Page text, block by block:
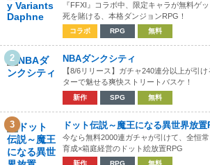
『FFXI』コラボ中、限定キャラが無料ゲ
死を賭ける、本格ダンジョンRPG！
コラボ RPG 無料
2 NBAダンクシティ
【8/6リリース】ガチャ240連分以上が引
ターで魅せる爽快ストリートバスケ！
新作 SPG 無料
3 ドット伝説～魔王になる異世界放置
今なら無料2000連ガチャが引けて、全恒
育成×箱庭経営のドット絵放置RPG
新作 RPG 無料